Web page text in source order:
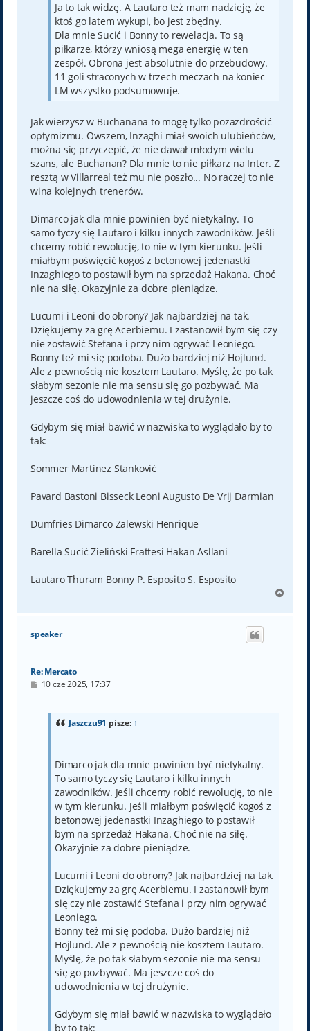
Ja to tak widzę. A Lautaro też mam nadzieję, że
ktoś go latem wykupi, bo jest zbędny.
Dla mnie Sucić i Bonny to rewelacja. To są
piłkarze, którzy wniosą mega energię w ten
zespół. Obrona jest absolutnie do przebudowy.
11 goli straconych w trzech meczach na koniec
LM wszystko podsumowuje.
Jak wierzysz w Buchanana to mogę tylko pozazdrościć
optymizmu. Owszem, Inzaghi miał swoich ulubieńców,
można się przyczepić, że nie dawał młodym wielu
szans, ale Buchanan? Dla mnie to nie piłkarz na Inter. Z
resztą w Villarreal też mu nie poszło... No raczej to nie
wina kolejnych trenerów.
Dimarco jak dla mnie powinien być nietykalny. To
samo tyczy się Lautaro i kilku innych zawodników. Jeśli
chcemy robić rewolucję, to nie w tym kierunku. Jeśli
miałbym poświęcić kogoś z betonowej jedenastki
Inzaghiego to postawił bym na sprzedaż Hakana. Choć
nie na siłę. Okazyjnie za dobre pieniądze.
Lucumi i Leoni do obrony? Jak najbardziej na tak.
Dziękujemy za grę Acerbiemu. I zastanowił bym się czy
nie zostawić Stefana i przy nim ogrywać Leoniego.
Bonny też mi się podoba. Dużo bardziej niż Hojlund.
Ale z pewnością nie kosztem Lautaro. Myślę, że po tak
słabym sezonie nie ma sensu się go pozbywać. Ma
jeszcze coś do udowodnienia w tej drużynie.
Gdybym się miał bawić w nazwiska to wyglądało by to
tak:
Sommer Martinez Stanković
Pavard Bastoni Bisseck Leoni Augusto De Vrij Darmian
Dumfries Dimarco Zalewski Henrique
Barella Sucić Zieliński Frattesi Hakan Asllani
Lautaro Thuram Bonny P. Esposito S. Esposito
g
speaker
Re: Mercato
P10 cze 2025, 17:37
Jaszczu91 pisze: ↑
Dimarco jak dla mnie powinien być nietykalny.
To samo tyczy się Lautaro i kilku innych
zawodników. Jeśli chcemy robić rewolucję, to nie
w tym kierunku. Jeśli miałbym poświęcić kogoś z
betonowej jedenastki Inzaghiego to postawił
bym na sprzedaż Hakana. Choć nie na siłę.
Okazyjnie za dobre pieniądze.
Lucumi i Leoni do obrony? Jak najbardziej na tak.
Dziękujemy za grę Acerbiemu. I zastanowił bym
się czy nie zostawić Stefana i przy nim ogrywać
Leoniego.
Bonny też mi się podoba. Dużo bardziej niż
Hojlund. Ale z pewnością nie kosztem Lautaro.
Myślę, że po tak słabym sezonie nie ma sensu
się go pozbywać. Ma jeszcze coś do
udowodnienia w tej drużynie.
Gdybym się miał bawić w nazwiska to wyglądało
by to tak: